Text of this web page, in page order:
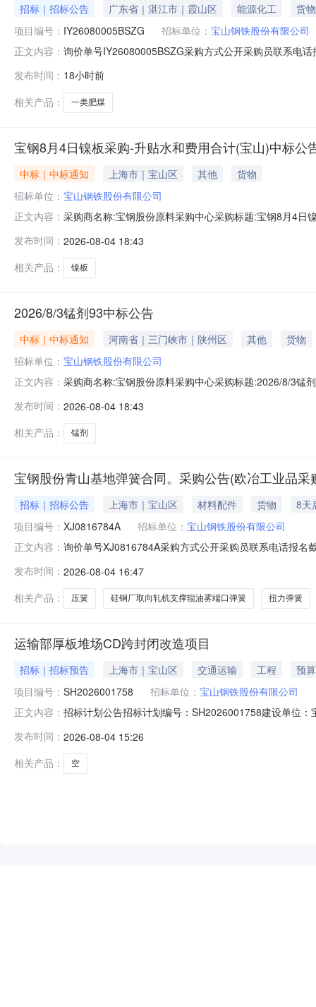
招标｜招标公告 广东省｜湛江市｜霞山区 能源化工
货物
项目编号： IY26080005BSZG 招标单位： 宝山钢铁股份有限公司
正文内容： 询价单号IY26080005BSZG采购方式公开采购员联系电
2000000.0元三、商务条款：定价说明：湿公吨。限价
发布时间： 18小时前
相关产品：
一类肥煤
宝钢8月4日镍板采购-升贴水和费用合计(宝山)中标公
中标｜中标通知 上海市｜宝山区 其他
货物
招标单位： 宝山钢铁股份有限公司
正文内容： 采购商名称:宝钢股份原料采购中心采购标题:宝钢8月4
发布时间： 2026-08-04 18:43
相关产品：
镍板
2026/8/3锰剂93中标公告
中标｜中标通知 河南省｜三门峡市｜陕州区 其他
货物
招标单位： 宝山钢铁股份有限公司
正文内容： 采购商名称:宝钢股份原料采购中心采购标题:2026/8/3锰
发布时间： 2026-08-04 18:43
相关产品：
锰剂
宝钢股份青山基地弹簧合同。采购公告(欧冶工业品采
招标｜招标公告 上海市｜宝山区 材料配件 货物
8天
项目编号： XJ0816784A 招标单位： 宝山钢铁股份有限公司
正文内容： 询价单号XJ0816784A采购方式公开采购员联系电话报
钢;表面处理/涂镀层:防锈;原始制造厂:南京丹阳弹簧
发布时间： 2026-08-04 16:47
相关产品：
压簧 硅钢厂取向轧机支撑辊油雾端口弹簧 扭力弹簧
运输部厚板堆场CD跨封闭改造项目
招标｜招标预告 上海市｜宝山区 交通运输 工程
预
项目编号： SH2026001758 招标单位： 宝山钢铁股份有限公司
正文内容： 招标计划公告招标计划编号：SH2026001758建设单位
元。总投资：5393.0万元建安费：4749.39万元拟开始
发布时间： 2026-08-04 15:26
相关产品：
空